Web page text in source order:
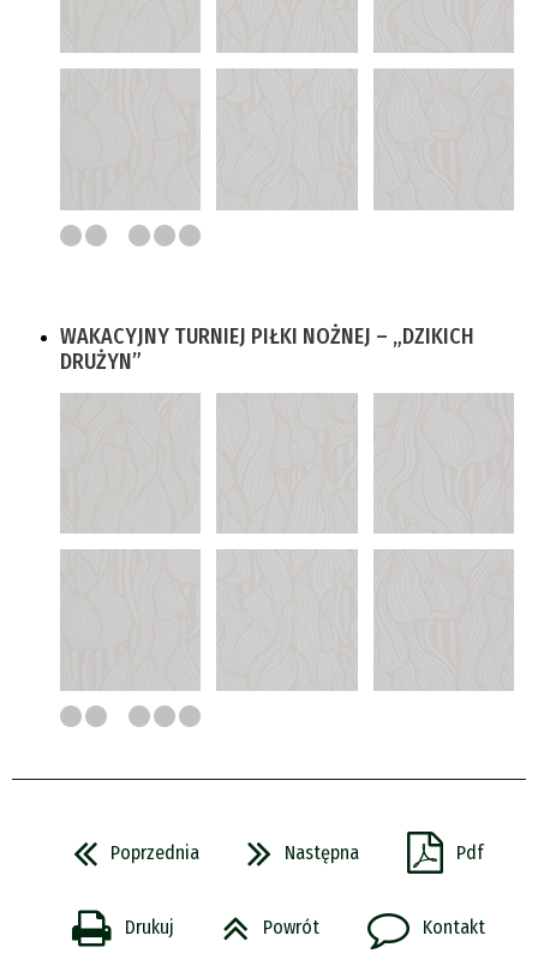
WAKACYJNY TURNIEJ PIŁKI NOŻNEJ – „DZIKICH
DRUŻYN”
Poprzednia Następna Pdf
Drukuj Powrót Kontakt